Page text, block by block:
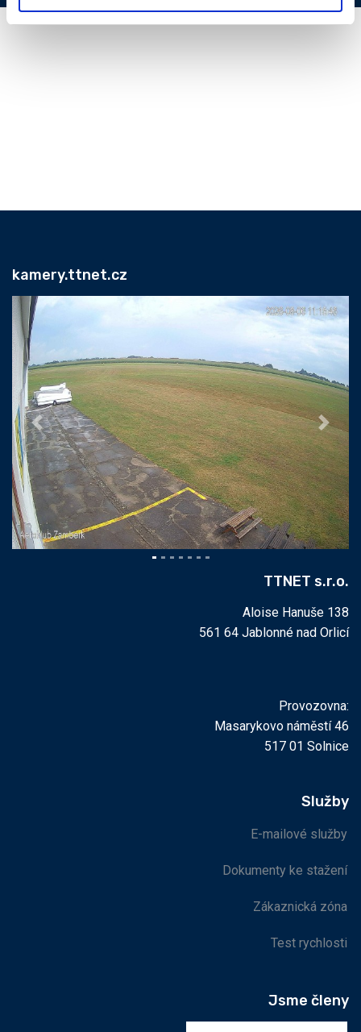
kamery.ttnet.cz
Previous Next
TTNET s.r.o.
Aloise Hanuše 138
561 64 Jablonné nad Orlicí
Provozovna:
Masarykovo náměstí 46
517 01 Solnice
Služby
E-mailové služby
Dokumenty ke stažení
Zákaznická zóna
Test rychlosti
Jsme členy